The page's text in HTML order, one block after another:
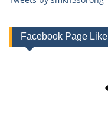
Facebook Page Like